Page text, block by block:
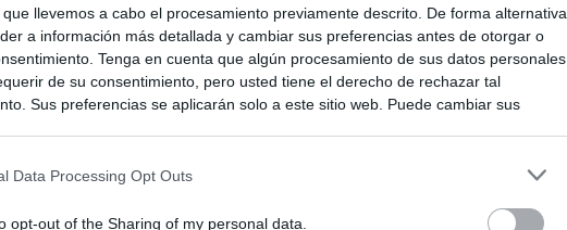
llevemos a cabo el procesamiento previamente descrito. De forma alternativa,
a información más detallada y cambiar sus preferencias antes de otorgar o
Tenga en cuenta que algún procesamiento de sus datos personales
de su consentimiento, pero usted tiene el derecho de rechazar tal
Sus preferencias se aplicarán solo a este sitio web. Puede cambiar sus
Data Processing Opt Outs
opt-out of the Sharing of my personal data.